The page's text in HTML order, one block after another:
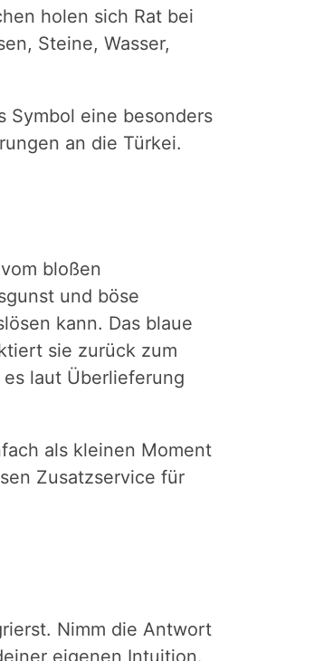
holen sich Rat bei
Steine, Wasser,
Symbol eine besonders
an die Türkei.
bloßen
und böse
kann. Das blaue
sie zurück zum
laut Überlieferung
als kleinen Moment
Zusatzservice für
Nimm die Antwort